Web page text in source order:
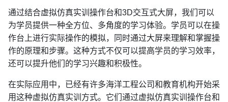
通过结合虚拟仿真实训操作台和3D交互式大屏，我们可以
为学员提供一种全方位、多角度的学习体验。学员可以在操
作台上进行实际操作的模拟，同时通过大屏来理解和掌握操
作的原理和步骤。这种方式不仅可以提高学员的学习效率，
还可以提升他们的学习兴趣和积极性。
在实际应用中，已经有许多海洋工程公司和教育机构开始采
用这种虚拟仿真实训方式。它们通过虚拟仿真实训操作台和